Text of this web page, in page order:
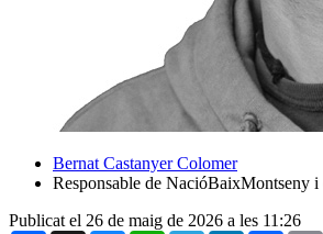
Bernat Castanyer Colomer
Responsable de NacióBaixMontseny i
Publicat el 26 de maig de 2026 a les 11:26